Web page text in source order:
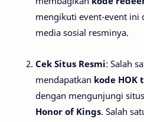
mengikuti event-event ini
media sosial resminya.
Cek Situs Resmi: Salah
mendapatkan kode HOK
dengan mengunjungi
Honor of Kings. Salah